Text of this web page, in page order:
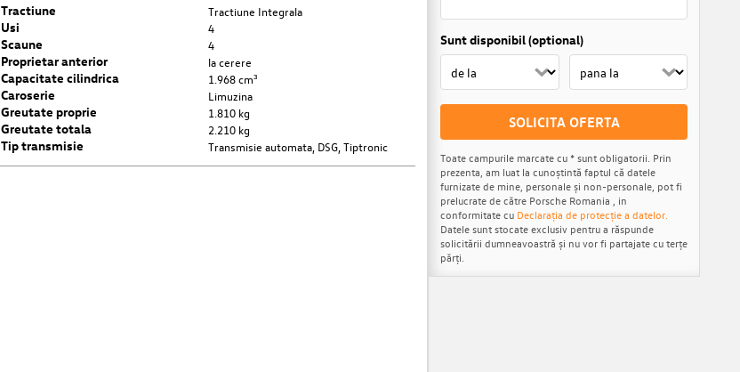
Tractiune Tractiune Integrala
Usi 4
Scaune 4
Proprietar anterior la cerere
Capacitate cilindrica 1.968 cm³
Caroserie Limuzina
Greutate proprie 1.810 kg
Greutate totala 2.210 kg
Tip transmisie Transmisie automata, DSG, Tiptronic
Sunt disponibil (optional)
SOLICITA OFERTA
Toate campurile marcate cu * sunt obligatorii. Prin
prezenta, am luat la cunoștintă faptul că datele
furnizate de mine, personale și non-personale, pot fi
prelucrate de către Porsche Romania , in
conformitate cu Declarația de protecție a datelor.
Datele sunt stocate exclusiv pentru a răspunde
solicitării dumneavoastră și nu vor fi partajate cu terțe
părți.